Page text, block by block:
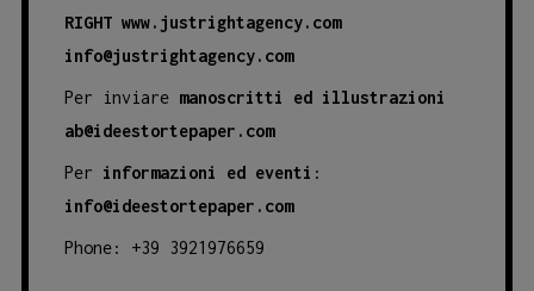
RIGHT www.justrightagency.com
info@justrightagency.com
Per inviare manoscritti ed illustrazioni
ab@ideestortepaper.com
Per informazioni ed eventi :
info@ideestortepaper.com
Phone: +39 3921976659